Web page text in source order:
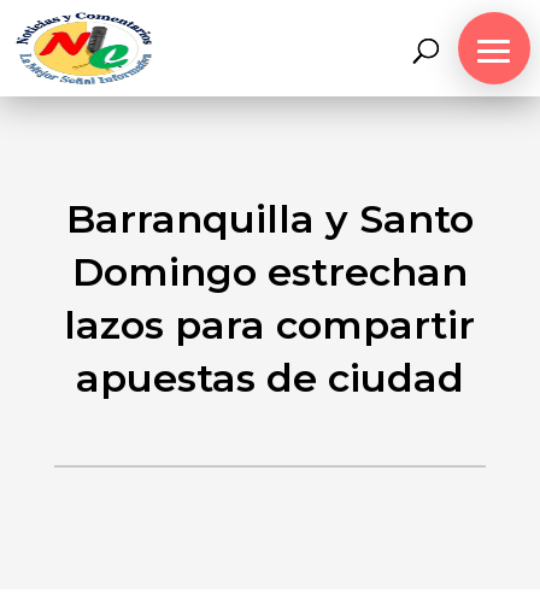
Barranquilla y Santo
Domingo estrechan
lazos para compartir
apuestas de ciudad